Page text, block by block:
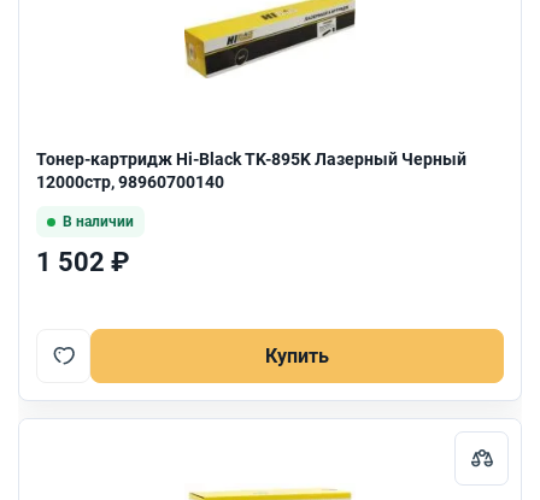
Тонер-картридж Hi-Black TK-895K Лазерный Черный
12000стр, 98960700140
В наличии
1 502 ₽
Купить